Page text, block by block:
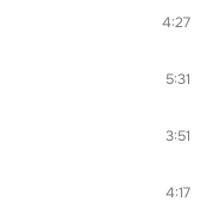
4:27
5:31
3:51
4:17